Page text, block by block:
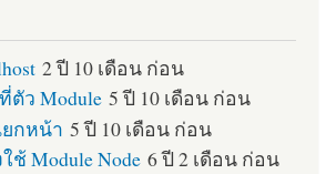
2 ปี 10 เดือน ก่อน
ว Module 5 ปี 10 เดือน ก่อน
กหน้า 5 ปี 10 เดือน ก่อน
ช้ Module Node 6 ปี 2 เดือน ก่อน